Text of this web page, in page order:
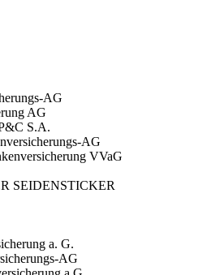
AG
AG
S.A.
AG
VVaG
SEIDENSTICKER
a. G.
AG